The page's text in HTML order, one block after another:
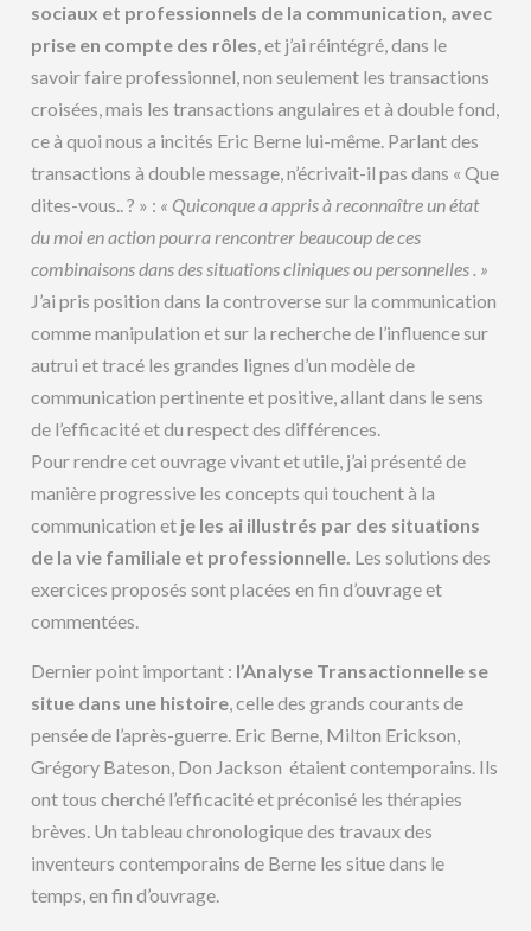
sociaux et professionnels de la communication, avec
prise en compte des rôles, et j’ai réintégré, dans le
savoir faire professionnel, non seulement les transactions
croisées, mais les transactions angulaires et à double fond,
ce à quoi nous a incités Eric Berne lui-même. Parlant des
transactions à double message, n’écrivait-il pas dans « Que
dites-vous.. ? » : « Quiconque a appris à reconnaître un état
du moi en action pourra rencontrer beaucoup de ces
combinaisons dans des situations cliniques ou personnelles . »
J’ai pris position dans la controverse sur la communication
comme manipulation et sur la recherche de l’influence sur
autrui et tracé les grandes lignes d’un modèle de
communication pertinente et positive, allant dans le sens
de l’efficacité et du respect des différences.
Pour rendre cet ouvrage vivant et utile, j’ai présenté de
manière progressive les concepts qui touchent à la
communication et je les ai illustrés par des situations
de la vie familiale et professionnelle. Les solutions des
exercices proposés sont placées en fin d’ouvrage et
commentées.
Dernier point important : l’Analyse Transactionnelle se
situe dans une histoire, celle des grands courants de
pensée de l’après-guerre. Eric Berne, Milton Erickson,
Grégory Bateson, Don Jackson étaient contemporains. Ils
ont tous cherché l’efficacité et préconisé les thérapies
brèves. Un tableau chronologique des travaux des
inventeurs contemporains de Berne les situe dans le
temps, en fin d’ouvrage.